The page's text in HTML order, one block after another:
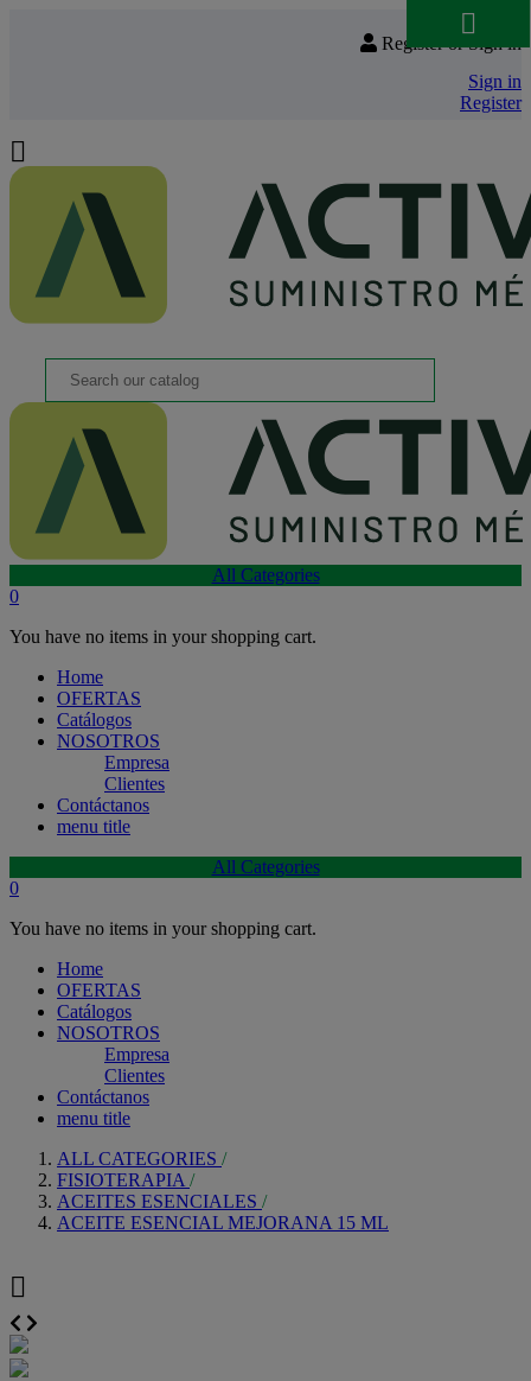
Register or Sign in
Sign in
Register


All Categories
0
You have no items in your shopping cart.
Home
OFERTAS
Catálogos
NOSOTROS
Empresa
Clientes
Contáctanos
menu title
All Categories
0
You have no items in your shopping cart.
Home
OFERTAS
Catálogos
NOSOTROS
Empresa
Clientes
Contáctanos
menu title
ALL CATEGORIES
FISIOTERAPIA
ACEITES ESENCIALES
ACEITE ESENCIAL MEJORANA 15 ML
